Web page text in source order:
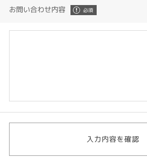
お問い合わせ内容